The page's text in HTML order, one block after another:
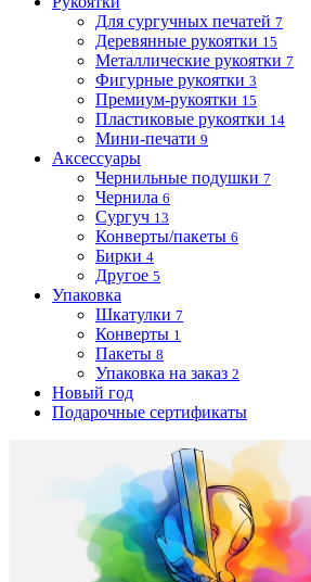
Для сургучных печатей 7
Деревянные рукоятки 15
Металлические рукоятки 7
Фигурные рукоятки 3
Премиум-рукоятки 15
Пластиковые рукоятки 14
Мини-печати 9
Аксессуары
Чернильные подушки 7
Чернила 6
Сургуч 13
Конверты/пакеты 6
Бирки 4
Другое 5
Упаковка
Шкатулки 7
Конверты 1
Пакеты 8
Упаковка на заказ 2
Новый год
Подарочные сертификаты